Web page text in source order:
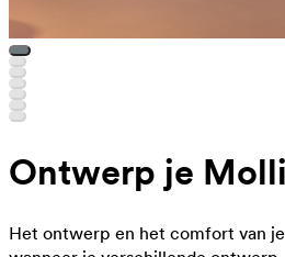
Ontwerp je
Het ontwerp en het comfort van